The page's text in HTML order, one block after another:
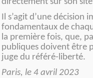
Il s’agit d’une
fondamentaux de
la première fois, que,
publiques doivent être
juge du référé-liberté.
Paris, le 4 avril 2023